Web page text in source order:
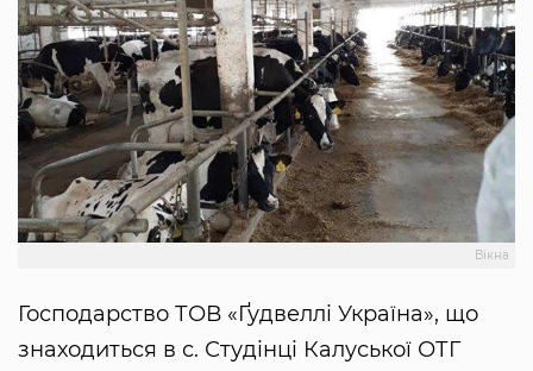
Вікна
Господарство ТОВ «Ґудвеллі Україна», що
знаходиться в с. Студінці Калуської ОТГ